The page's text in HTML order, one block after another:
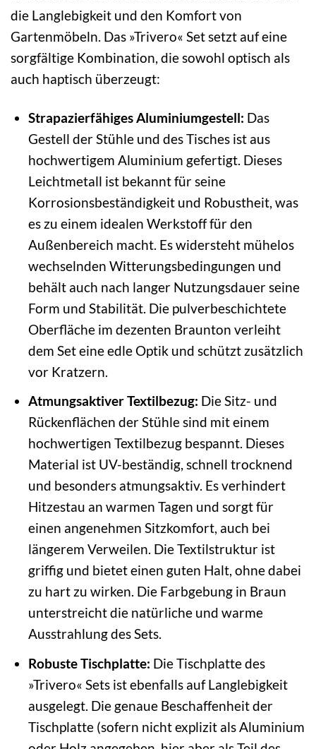
die Langlebigkeit und den Komfort von
Gartenmöbeln. Das »Trivero« Set setzt auf eine
sorgfältige Kombination, die sowohl optisch als
auch haptisch überzeugt:
Strapazierfähiges Aluminiumgestell: Das
Gestell der Stühle und des Tisches ist aus
hochwertigem Aluminium gefertigt. Dieses
Leichtmetall ist bekannt für seine
Korrosionsbeständigkeit und Robustheit, was
es zu einem idealen Werkstoff für den
Außenbereich macht. Es widersteht mühelos
wechselnden Witterungsbedingungen und
behält auch nach langer Nutzungsdauer seine
Form und Stabilität. Die pulver­beschichtete
Oberfläche im dezenten Braunton verleiht
dem Set eine edle Optik und schützt zusätzlich
vor Kratzern.
Atmungsaktiver Textilbezug: Die Sitz- und
Rückenflächen der Stühle sind mit einem
hochwertigen Textilbezug bespannt. Dieses
Material ist UV-beständig, schnell trocknend
und besonders atmungsaktiv. Es verhindert
Hitzestau an warmen Tagen und sorgt für
einen angenehmen Sitzkomfort, auch bei
längerem Verweilen. Die Textilstruktur ist
griffig und bietet einen guten Halt, ohne dabei
zu hart zu wirken. Die Farbgebung in Braun
unterstreicht die natürliche und warme
Ausstrahlung des Sets.
Robuste Tischplatte: Die Tischplatte des
»Trivero« Sets ist ebenfalls auf Langlebigkeit
ausgelegt. Die genaue Beschaffenheit der
Tischplatte (sofern nicht explizit als Aluminium